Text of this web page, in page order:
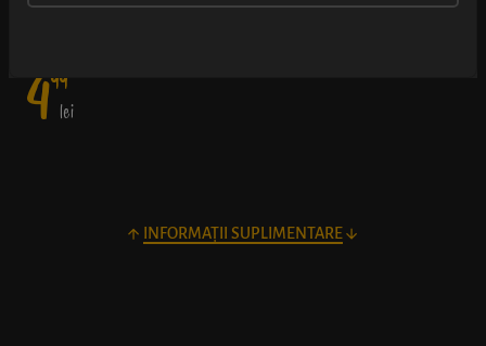
rumenă, ușor crocantă și foarte aromată de cașcaval.
499
lei
INFORMAȚII SUPLIMENTARE